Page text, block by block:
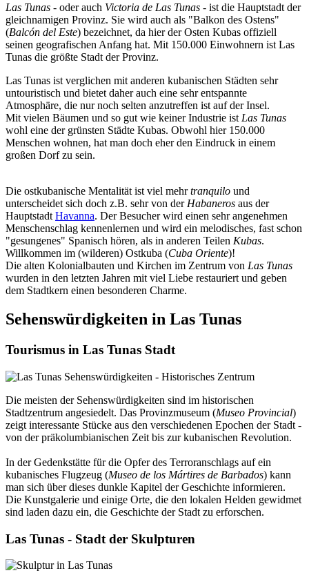
Las Tunas - oder auch Victoria de Las Tunas - ist die Hauptstadt der
gleichnamigen Provinz. Sie wird auch als "Balkon des Ostens"
(Balcón del Este) bezeichnet, da hier der Osten Kubas offiziell
seinen geografischen Anfang hat. Mit 150.000 Einwohnern ist Las
Tunas die größte Stadt der Provinz.
Las Tunas ist verglichen mit anderen kubanischen Städten sehr
untouristisch und bietet daher auch eine sehr entspannte
Atmosphäre, die nur noch selten anzutreffen ist auf der Insel.
Mit vielen Bäumen und so gut wie keiner Industrie ist Las Tunas
wohl eine der grünsten Städte Kubas. Obwohl hier 150.000
Menschen wohnen, hat man doch eher den Eindruck in einem
großen Dorf zu sein.
Die ostkubanische Mentalität ist viel mehrtranquilo und
unterscheidet sich doch z.B. sehr von der Habaneros aus der
Hauptstadt Havanna. Der Besucher wird einen sehr angenehmen
Menschenschlag kennenlernen und wird ein melodisches, fast schon
"gesungenes" Spanisch hören, als in anderen Teilen Kubas.
Willkommen im (wilderen) Ostkuba (Cuba Oriente)!
Die alten Kolonialbauten und Kirchen im Zentrum von Las Tunas
wurden in den letzten Jahren mit viel Liebe restauriert und geben
dem Stadtkern einen besonderen Charme.
Sehenswürdigkeiten in Las Tunas
Tourismus in Las Tunas Stadt
Die meisten der Sehenswürdigkeiten sind im historischen
Stadtzentrum angesiedelt. Das Provinzmuseum (Museo Provincial)
zeigt interessante Stücke aus den verschiedenen Epochen der Stadt -
von der präkolumbianischen Zeit bis zur kubanischen Revolution.
In der Gedenkstätte für die Opfer des Terroranschlags auf ein
kubanisches Flugzeug (Museo de los Mártires de Barbados) kann
man sich über dieses dunkle Kapitel der Geschichte informieren.
Die Kunstgalerie und einige Orte, die den lokalen Helden gewidmet
sind laden dazu ein, die Geschichte der Stadt zu erforschen.
Las Tunas - Stadt der Skulpturen